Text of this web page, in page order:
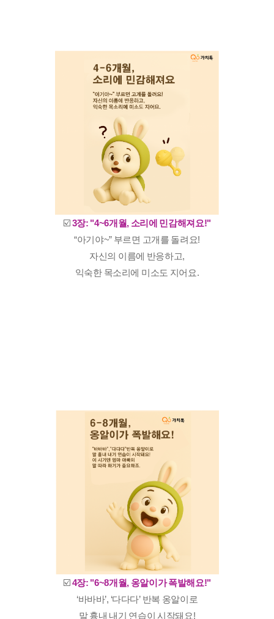
☑️3장: "4~6개월, 소리에 민감해져요!"
“아기야~” 부르면 고개를 돌려요!
자신의 이름에 반응하고,
익숙한 목소리에 미소도 지어요.
☑️4장: "6~8개월, 옹알이가 폭발해요!"
‘바바바’, ‘다다다’ 반복 옹알이로
말 흉내 내기 연습이 시작돼요!